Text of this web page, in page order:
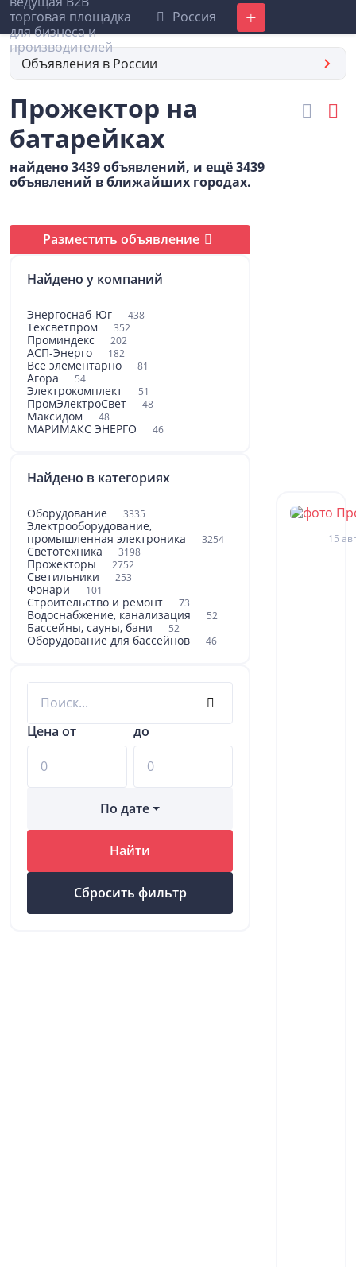
Россия Добавить
Объявления в России
Прожектор на
батарейках
найдено 3439 объявлений, и ещё 3439
объявлений в ближайших городах.
Разместить объявление
Найдено у компаний
Энергоснаб-Юг 438
Техсветпром 352
Проминдекс 202
АСП-Энерго 182
Всё элементарно 81
Агора 54
Электрокомплект 51
ПромЭлектроСвет 48
Максидом 48
МАРИМАКС ЭНЕРГО 46
Найдено в категориях
Оборудование 3335
Электрооборудование,
промышленная электроника
3254
Светотехника 3198
Прожекторы 2752
Светильники 253
Фонари 101
Строительство и ремонт 73
Водоснабжение, канализация 52
Бассейны, сауны, бани 52
Оборудование для бассейнов 46
Цена от до
По дате
Найти
Сбросить фильтр
15